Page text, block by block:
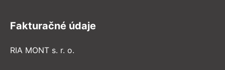
Fakturačné údaje
RIA MONT s. r. o.